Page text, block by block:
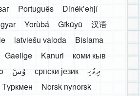
Português
Dinékʼehǰí
Yorùbá Gĩkũyũ
汉语
latviešu valoda
Bislama
Gaeilge Kanuri
коми кыв
َوُسَ српски језик
ދިވެހި
Norsk nynorsk